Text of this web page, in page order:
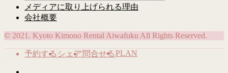
メディアに取り上げられる理由
会社概要
© 2021. Kyoto Kimono Rental Aiwafuku All Rights Reserved.
予約する シェア 問合せるPLAN